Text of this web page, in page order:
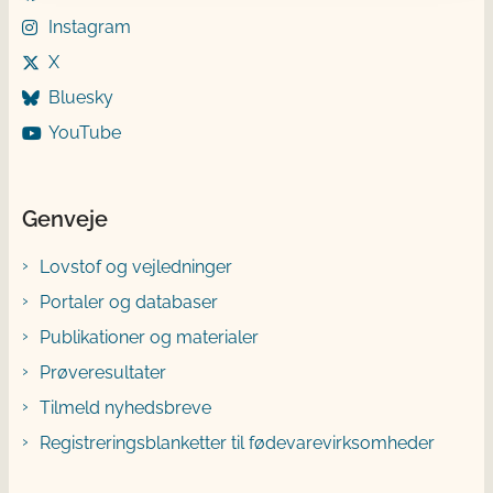
Instagram
X
Bluesky
YouTube
Genveje
Lovstof og vejledninger
Portaler og databaser
Publikationer og materialer
Prøveresultater
Tilmeld nyhedsbreve
Registreringsblanketter til fødevarevirksomheder